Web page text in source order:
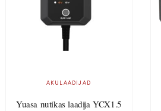
AKULAADIJAD
Yuasa nutikas laadija YCX1.5